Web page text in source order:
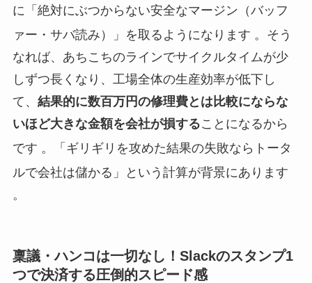
に「絶対にぶつからない安全なマージン（バッフ
ァー・サバ読み）」を取るようになります 。そう
なれば、あちこちのラインでサイクルタイムが少
しずつ長くなり、工場全体の生産効率が低下し
て、 結果的に数百万円の修理費とは比較にならな
いほど大きな金額を会社が損することになるから
です 。「ギリギリを攻めた結果の失敗ならトータ
ルで会社は儲かる」という計算が背景にあります
。
稟議・ハンコは一切なし！Slackのスタンプ1
つで決済する圧倒的スピード感